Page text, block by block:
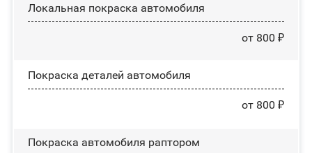
Локальная покраска автомобиля
от 800 ₽
Покраска деталей автомобиля
от 800 ₽
Покраска автомобиля раптором